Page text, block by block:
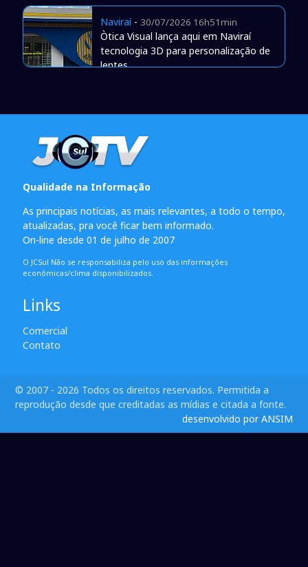
Naviraí- 30/07/2026 16h51min
Òtica Visual lança aqui em Naviraí
tecnologia 3D para personalização de
lentes
Qualidade na Informação
As principais notícias, as mais relevantes, a todo o tempo,
atualizadas, pra você ficar bem informado.
On-line desde 01 de julho de 2007
O JCSul Não se responsabiliza pelo uso das informações
econômicas/clima disponibilizados.
Links
Comercial
Contato
© 2007 - 2026 Todos os direitos reservados. Permitida a
reprodução desde que creditadas as mídias e citada a fonte.
desenvolvido por ANSIM